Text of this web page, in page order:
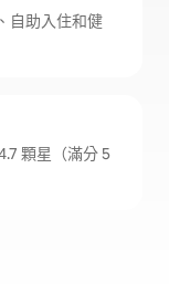
自助入住和健
顆星（滿分 5